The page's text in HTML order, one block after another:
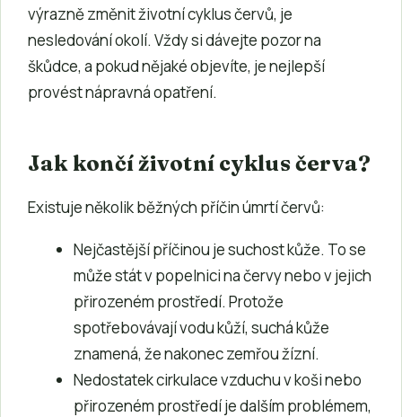
výrazně změnit životní cyklus červů, je
nesledování okolí. Vždy si dávejte pozor na
škůdce, a pokud nějaké objevíte, je nejlepší
provést nápravná opatření.
Jak končí životní cyklus červa?
Existuje několik běžných příčin úmrtí červů:
Nejčastější příčinou je suchost kůže. To se
může stát v popelnici na červy nebo v jejich
přirozeném prostředí. Protože
spotřebovávají vodu kůží, suchá kůže
znamená, že nakonec zemřou žízní.
Nedostatek cirkulace vzduchu v koši nebo
přirozeném prostředí je dalším problémem,